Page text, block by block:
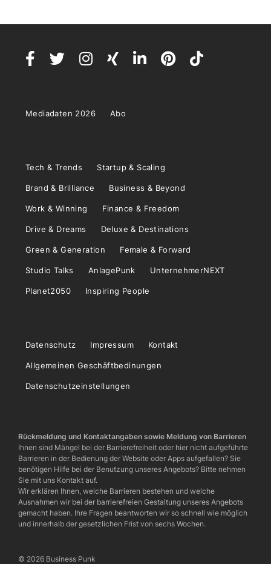
Mediadaten 2026 Abo
Tech & Trends Startup & Scaling
Brand & Brilliance Business & Beyond
Work & Winning Finance & Freedom
Drive & Dreams Deluxe & Destinations
Green & Generation Female & Forward
Studio Talks AnlagePunk UnternehmerNEXT
Planet2050 Inspiring People
Datenschutz Impressum Kontakt
Allgemeinen Geschäftbedinungen
Datenschutzeinstellungen
Rückmeldung und Kontaktangaben sowie Meldung von Barrieren
Ihnen sind Mängel bei der Barrierefreiheit oder hier nicht aufgeführte
Barrieren in der Bedienung der Website oder Apps aufgefallen? Sie
benötigen Hilfe bei der Benutzung unseres Angebots? Bitte nehmen
Sie mit uns Kontakt auf.
Wir erklären Ihnen, welche Barrieren bestehen und welche
Ausnahmen wir bei der barrierefreien Gestaltung unseres Angebots
gemacht haben. Ihre Fragen beantworten wir so schnell wie möglich
und innerhalb der gesetzlichen Frist von sechs Wochen.
© 2026 Business Punk